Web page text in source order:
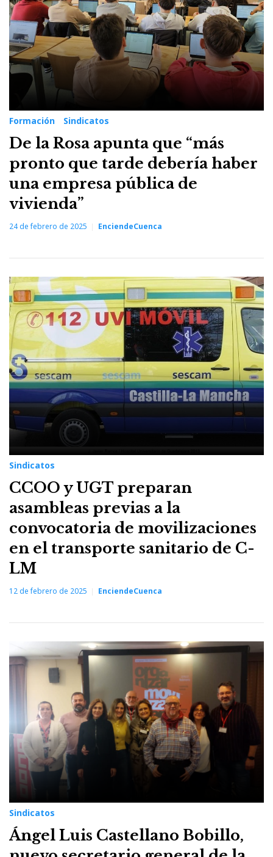
Formación Sindicatos
De la Rosa apunta que “más
pronto que tarde debería haber
una empresa pública de
vivienda”
24 de febrero de 2025 EnciendeCuenca
Sindicatos
CCOO y UGT preparan
asambleas previas a la
convocatoria de movilizaciones
en el transporte sanitario de C-
LM
12 de febrero de 2025 EnciendeCuenca
Sindicatos
Ángel Luis Castellano Bobillo,